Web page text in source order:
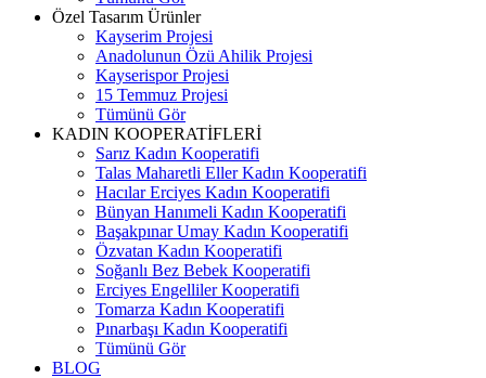
Özel Tasarım Ürünler
Kayserim Projesi
Anadolunun Özü Ahilik Projesi
Kayserispor Projesi
15 Temmuz Projesi
Tümünü Gör
KADIN KOOPERATİFLERİ
Sarız Kadın Kooperatifi
Talas Maharetli Eller Kadın Kooperatifi
Hacılar Erciyes Kadın Kooperatifi
Bünyan Hanımeli Kadın Kooperatifi
Başakpınar Umay Kadın Kooperatifi
Özvatan Kadın Kooperatifi
Soğanlı Bez Bebek Kooperatifi
Erciyes Engelliler Kooperatifi
Tomarza Kadın Kooperatifi
Pınarbaşı Kadın Kooperatifi
Tümünü Gör
BLOG